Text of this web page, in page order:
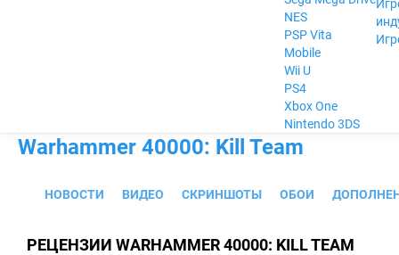
NES
PSP Vita
Mobile
Wii U
PS4
Xbox One
Nintendo 3DS
Warhammer 40000: Kill Team
НОВОСТИ ВИДЕО СКРИНШОТЫ ОБОИ
РЕЦЕНЗИИ WARHAMMER 40000: KILL TEAM